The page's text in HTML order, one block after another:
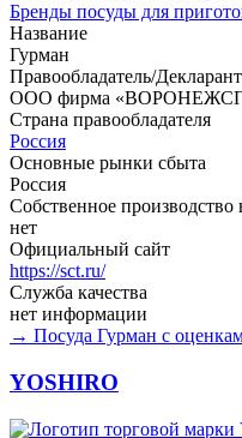
Бренды посуды для
Название
Гурман
Правообладатель/Декларант
ООО фирма
Страна правообладателя
Россия
Основные рынки сбыта
Россия
Собственное
нет
Официальный сайт
https://sct.ru/
Служба качества
нет информации
→ Посуда Гурман с
YOSHIRO